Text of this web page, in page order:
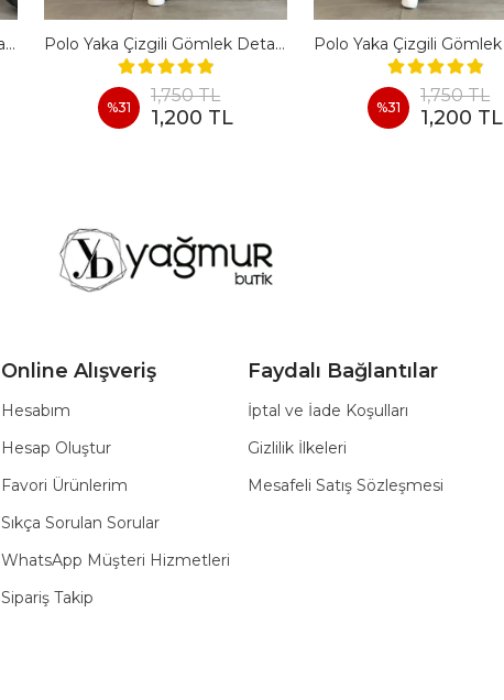
Polo Yaka Çizgili Gömlek Detaylı Kısa Kollu Takım - KAHVERENGI Polo Yaka Çizgili Gömlek Detaylı Kısa Kollu Takım - SIYAH
%31
1,750 TL
1,200 TL %31
1,750 TL
1,200 TL
Online Alışveriş
Hesabım
Hesap Oluştur
Favori Ürünlerim
Sıkça Sorulan Sorular
WhatsApp Müşteri Hizmetleri
Sipariş Takip
Faydalı Bağlantılar
İptal ve İade Koşulları
Gizlilik İlkeleri
Mesafeli Satış Sözleşmesi